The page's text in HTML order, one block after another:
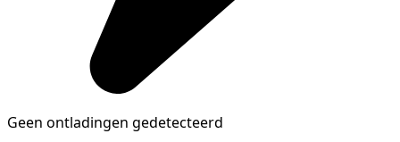
Geen ontladingen gedetecteerd